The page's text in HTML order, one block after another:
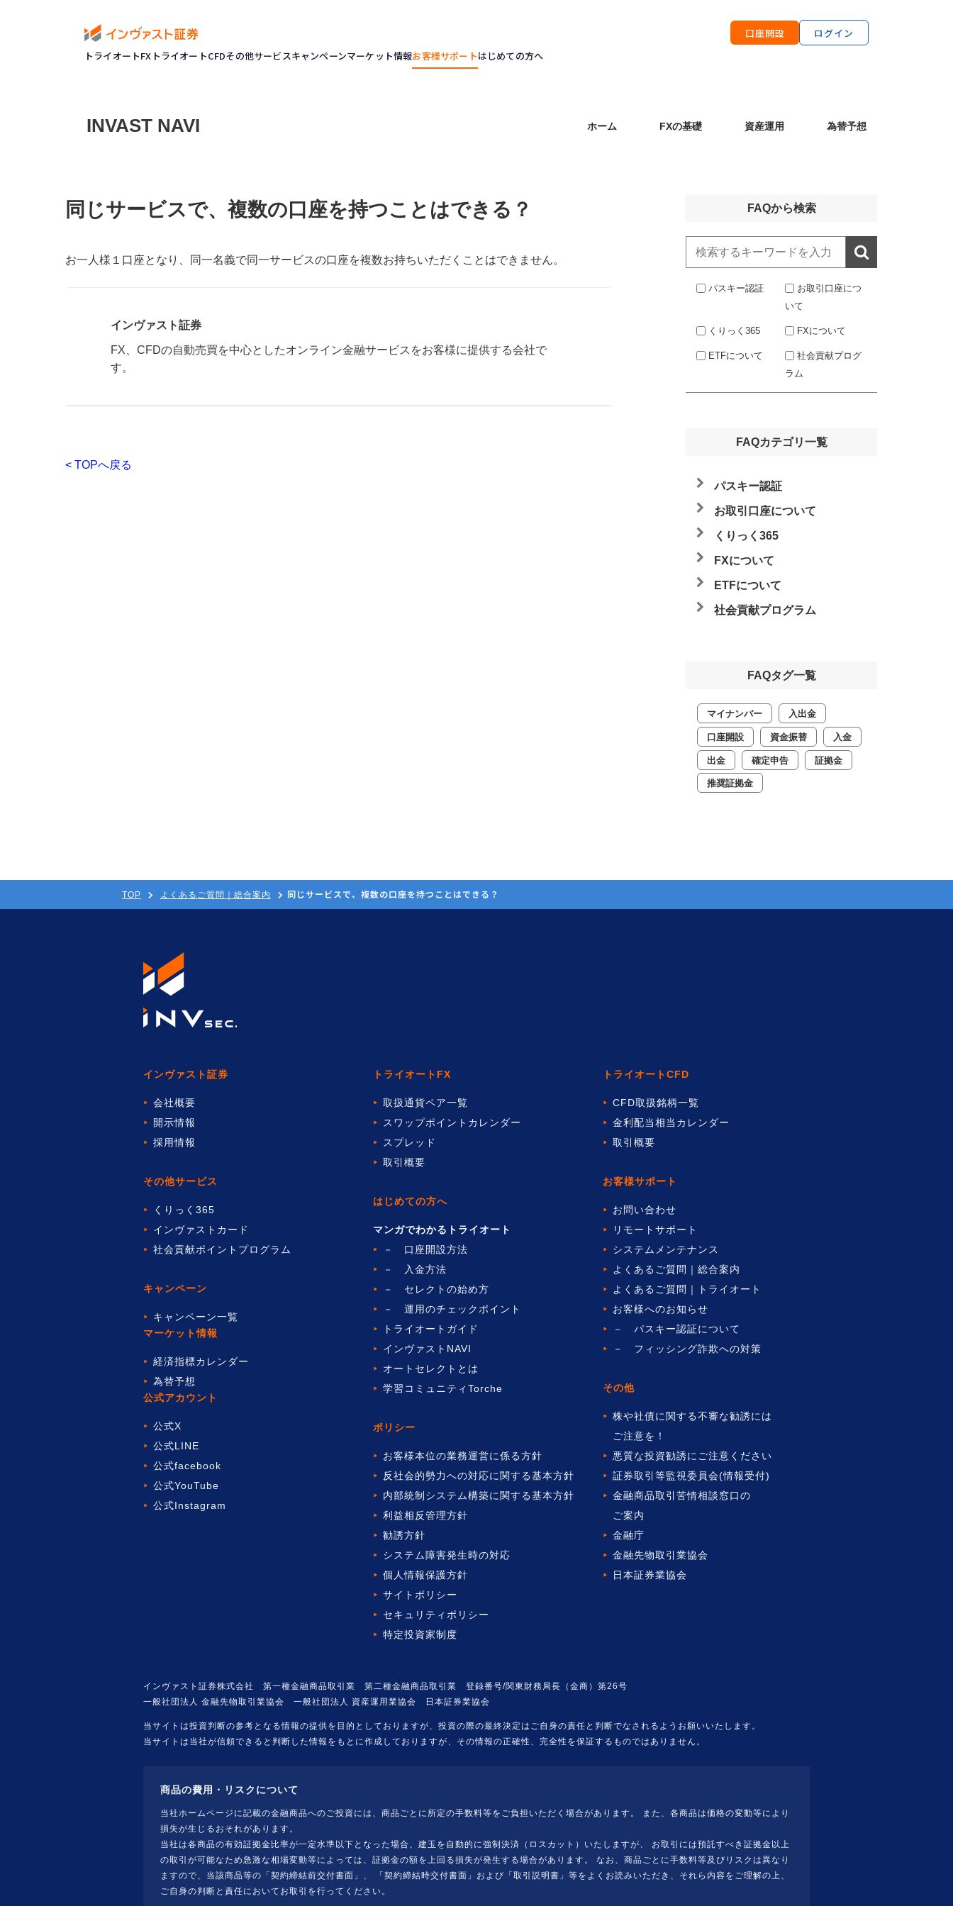
口座開設
ログイン
トライオートFX トライオートCFDその他サービスキャンペーンマーケット情報お客様サポートはじめての方へ
INVAST NAVI ホーム FXの基礎 資産運用 為替予想
同じサービスで、複数の口座を持つことはできる？
お一人様１口座となり、同一名義で同一サービスの口座を複数お持ちいただくことはできません。
インヴァスト証券
FX、CFDの自動売買を中心としたオンライン金融サービスをお客様に提供する会社で
す。
< TOPへ戻る
FAQから検索

パスキー認証
お取引口座につ
いて
くりっく365 FXについて
ETFについて
社会貢献プログ
ラム
FAQカテゴリ一覧
パスキー認証
お取引口座について
くりっく365
FXについて
ETFについて
社会貢献プログラム
FAQタグ一覧
マイナンバー 入出金
口座開設 資金振替 入金
出金 確定申告 証拠金
推奨証拠金
TOP よくあるご質問｜総合案内 同じサービスで、複数の口座を持つことはできる？
インヴァスト証券
会社概要
開示情報
採用情報
その他サービス
くりっく365
インヴァストカード
社会貢献ポイントプログラム
キャンペーン
キャンペーン一覧
マーケット情報
経済指標カレンダー
為替予想
公式アカウント
公式X
公式LINE
公式facebook
公式YouTube
公式Instagram
トライオートFX
取扱通貨ペア一覧
スワップポイントカレンダー
スプレッド
取引概要
はじめての方へ
マンガでわかるトライオート
－ 口座開設方法
－ 入金方法
－ セレクトの始め方
－ 運用のチェックポイント
トライオートガイド
インヴァストNAVI
オートセレクトとは
学習コミュニティTorche
ポリシー
お客様本位の業務運営に係る方針
反社会的勢力への対応に関する基本方針
内部統制システム構築に関する基本方針
利益相反管理方針
勧誘方針
システム障害発生時の対応
個人情報保護方針
サイトポリシー
セキュリティポリシー
特定投資家制度
トライオートCFD
CFD取扱銘柄一覧
金利配当相当カレンダー
取引概要
お客様サポート
お問い合わせ
リモートサポート
システムメンテナンス
よくあるご質問｜総合案内
よくあるご質問｜トライオート
お客様へのお知らせ
－ パスキー認証について
－ フィッシング詐欺への対策
その他
株や社債に関する不審な勧誘には
ご注意を！
悪質な投資勧誘にご注意ください
証券取引等監視委員会(情報受付)
金融商品取引苦情相談窓口の
ご案内
金融庁
金融先物取引業協会
日本証券業協会
インヴァスト証券株式会社 第一種金融商品取引業 第二種金融商品取引業 登録番号/関東財務局長（金商）第26号
一般社団法人 金融先物取引業協会 一般社団法人 資産運用業協会 日本証券業協会
当サイトは投資判断の参考となる情報の提供を目的としておりますが、投資の際の最終決定はご自身の責任と判断でなされるようお願いいたします。
当サイトは当社が信頼できると判断した情報をもとに作成しておりますが、その情報の正確性、完全性を保証するものではありません。
商品の費用・リスクについて
当社ホームページに記載の金融商品へのご投資には、商品ごとに所定の手数料等をご負担いただく場合があります。 また、各商品は価格の変動等により
損失が生じるおそれがあります。
当社は各商品の有効証拠金比率が一定水準以下となった場合、建玉を自動的に強制決済（ロスカット）いたしますが、 お取引には預託すべき証拠金以上
の取引が可能なため急激な相場変動等によっては、証拠金の額を上回る損失が発生する場合があります。 なお、商品ごとに手数料等及びリスクは異なり
ますので、当該商品等の「契約締結前交付書面」、 「契約締結時交付書面」および「取引説明書」等をよくお読みいただき、それら内容をご理解の上、
ご自身の判断と責任においてお取引を行ってください。